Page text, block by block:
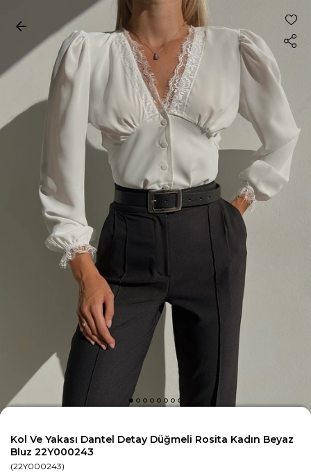
Kol Ve Yakası Dantel Detay Düğmeli Rosita Kadın Beyaz
Bluz 22Y000243
(22Y000243)